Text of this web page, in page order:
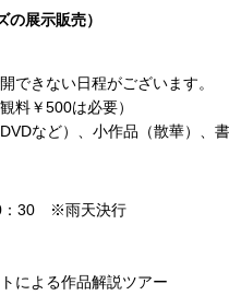
展示販売）
ない日程がございます。
￥500は必要）
など）、小作品（散華）、
：30 ※雨天決行
による作品解説ツアー